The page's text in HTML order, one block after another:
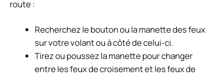
route :
Recherchez le bouton ou la manette des feux
sur votre volant ou à côté de celui-ci.
Tirez ou poussez la manette pour changer
entre les feux de croisement et les feux de